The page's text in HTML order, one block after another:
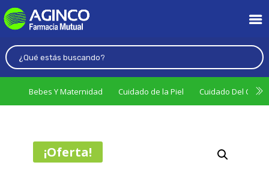
Bebes Y Maternidad Cuidado de la Piel Cuidado Del
¡Oferta!